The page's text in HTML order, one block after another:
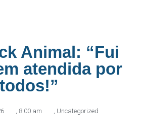
Animal: “Fui
atendida por
todos!”
, 8:00 am , Uncategorized